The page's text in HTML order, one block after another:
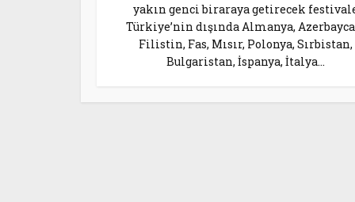
yakın genci biraraya getirecek
Türkiye’nin dışında Almanya,
Filistin, Fas, Mısır, Polonya, Sırbistan,
Bulgaristan, İspanya, İtalya...